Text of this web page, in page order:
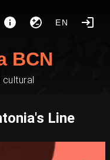
EN
BCN
Line